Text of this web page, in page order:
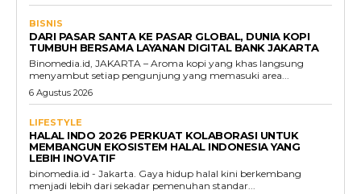
BISNIS
DARI PASAR SANTA KE PASAR GLOBAL, DUNIA KOPI
TUMBUH BERSAMA LAYANAN DIGITAL BANK JAKARTA
Binomedia.id, JAKARTA – Aroma kopi yang khas langsung
menyambut setiap pengunjung yang memasuki area...
6 Agustus 2026
LIFESTYLE
HALAL INDO 2026 PERKUAT KOLABORASI UNTUK
MEMBANGUN EKOSISTEM HALAL INDONESIA YANG
LEBIH INOVATIF
binomedia.id - Jakarta. Gaya hidup halal kini berkembang
menjadi lebih dari sekadar pemenuhan standar...